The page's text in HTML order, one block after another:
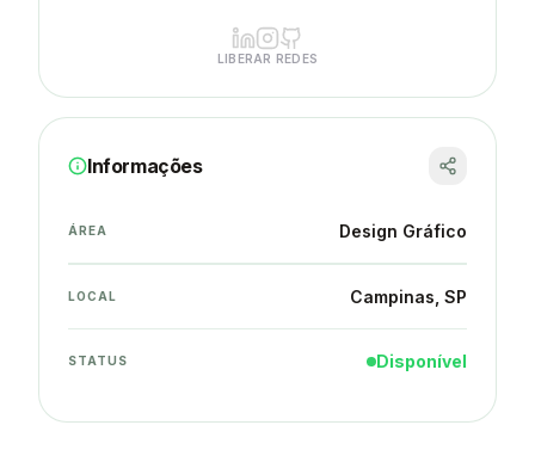
LIBERAR REDES
Informações
ÁREA Design Gráfico
LOCAL Campinas , SP
STATUS Disponível